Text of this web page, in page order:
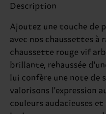
Description
Ajoutez une touche de
avec nos chaussettes à
chaussette rouge vif
brillante, rehaussée
lui confère une note de
valorisons l'expression
couleurs audacieuses